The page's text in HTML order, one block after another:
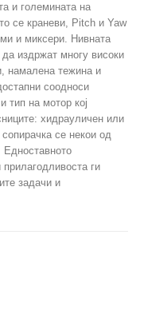
и големината на
се краневи, Pitch и Yaw
и миксери. Нивната
издржат многу високи
намалена тежина и
соодноси
тип на мотор кој
хидрауличен или
се некои од
Едноставното
ги
задачи и